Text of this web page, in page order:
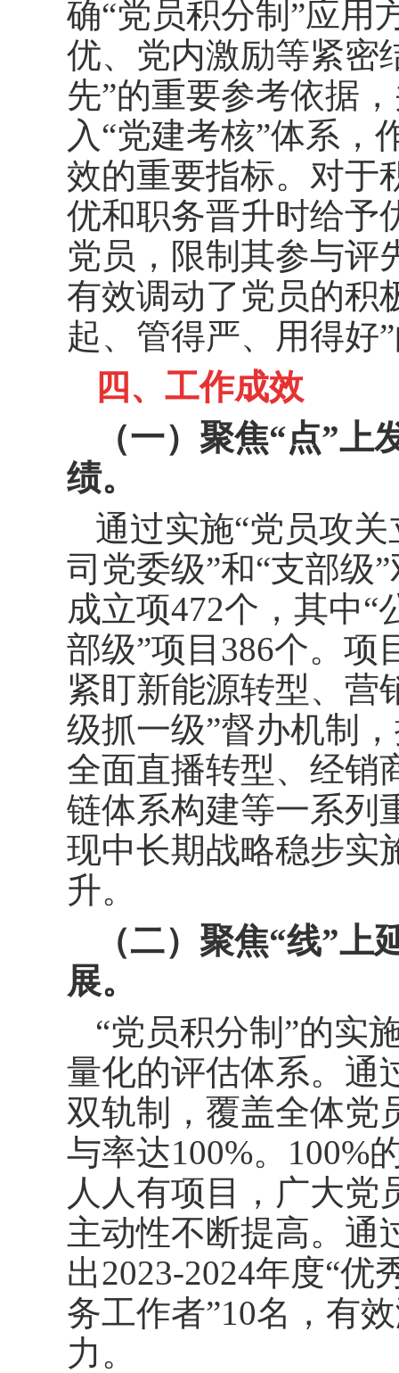
确“党员积分制”应用
优、党内激励等紧密
先”的重要参考依据
入“党建考核”体系，
效的重要指标。对于
优和职务晋升时给予
党员，限制其参与评
有效调动了党员的积
起、管得严、用得好
四、工作成效
（一）聚焦“点”
绩。
通过实施“党员攻
司党委级”和“支部级
成立项472个，其中“
部级”项目386个。项
紧盯新能源转型、营
级抓一级”督办机制
全面直播转型、经销
链体系构建等一系列
现中长期战略稳步实
升。
（二）聚焦“线”
展。
“党员积分制”的实
量化的评估体系。通
双轨制，覆盖全体党
与率达100%。100%
人人有项目，广大党
主动性不断提高。通
出2023-2024年度“优
务工作者”10名，有
力。